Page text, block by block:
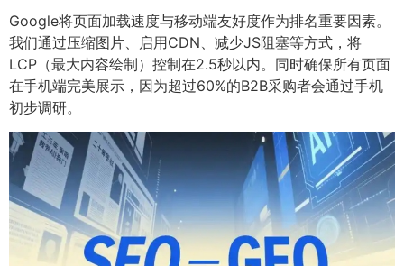
Google将页面加载速度与移动端友好度作为排名重要因素。
我们通过压缩图片、启用CDN、减少JS阻塞等方式，将
LCP（最大内容绘制）控制在2.5秒以内。同时确保所有页面
在手机端完美展示，因为超过60%的B2B采购者会通过手机
初步调研。